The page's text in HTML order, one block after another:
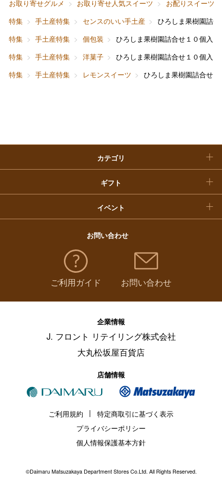
お取り寄せグルメ
お取り寄せ人気スイーツ
お配りスイーツ
特集
手土産特集 センスのいい手土産
ひろしま果樹園詰
特集
手土産特集 個包装
ひろしま果樹園詰合せ１０個入
特集
手土産特集 洋菓子
ひろしま果樹園詰合せ１０個入
特集
手土産特集 レモンスイーツ ひろしま果樹園詰合せ
カテゴリ
ファッション
ホーム＆インテリア
ベビー＆キッズ
ギフト
出産内祝い
結婚内祝い
お香典返し
快気祝い
イベント
父の日
お中元
敬老の日
福袋
お問い合わせ
ご利用ガイド お問い合わせ
企業情報
J. フロント リテイリング株式会社
大丸松坂屋百貨店
店舗情報
ご利用規約
特定商取引に基づく表示
プライバシーポリシー
個人情報保護基本方針
©Daimaru Matsuzakaya Department Stores Co.Ltd. All Rights Reserved.